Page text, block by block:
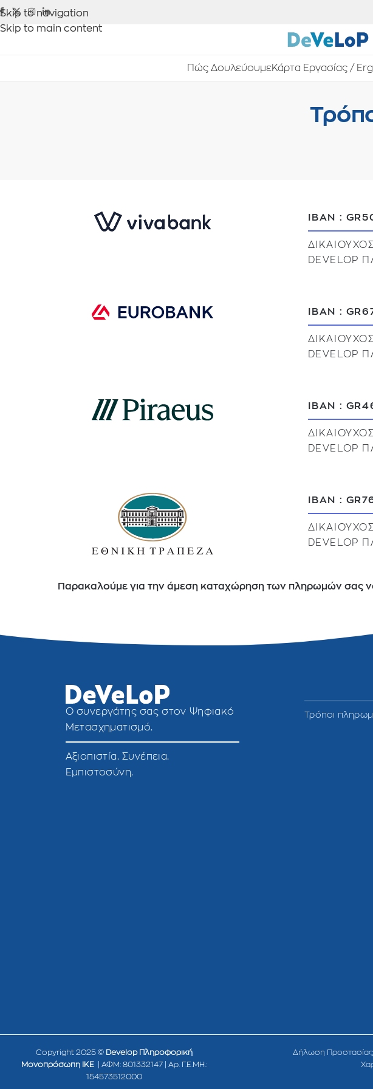
Skip to navigation
Skip to main content
Πώς ΔουλεύουμεΚάρτα Εργασίας /
IBAN :
ΔIKAIOYXOΣ
IBAN :
ΔIKAIOYXOΣ
IBAN :
ΔIKAIOYXOΣ
IBAN :
ΔIKAIOYXOΣ
Παρακαλούμε για την άμεση καταχώρηση των πληρωμών σας
O συνεργάτης σας στον Ψηφιακό
Μετασχηματισμό.
Αξιοπιστία. Συνέπεια.
Εμπιστοσύνη.
Τρόποι
Copyright 2025 © Develop Πληροφορική
Μονοπρόσωπη ΙΚΕ
| ΑΦΜ: 801332147 | Αρ. Γ.Ε.ΜΗ.:
154573512000
Δήλωση